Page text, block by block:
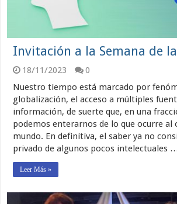
Invitación a la Semana de
18/11/2023
0
Nuestro tiempo está marcado por
globalización, el acceso a múltiples
información, de suerte que, en una
podemos enterarnos de lo que ocurre al
mundo. En definitiva, el saber ya no
privado de algunos pocos intelectuales
Leer Más »